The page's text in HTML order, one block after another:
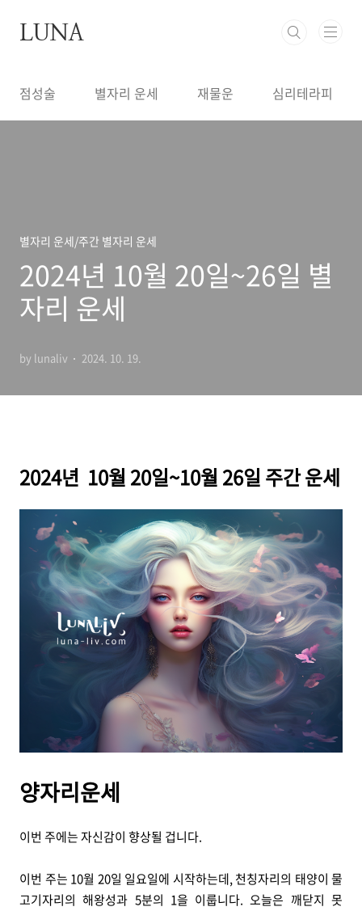
LUNA
점성술 별자리 운세 재물운 심리테라피
별자리 운세/주간 별자리 운세
2024년 10월 20일~26일 별
자리 운세
by lunaliv 2024. 10. 19.
2024년 10월 20일~10월 26일 주간 운세
양자리운세
이번 주에는 자신감이 향상될 겁니다.
이번 주는 10월 20일 일요일에 시작하는데, 천칭자리의 태양이 물
고기자리의 해왕성과 5분의 1을 이룹니다. 오늘은 깨닫지 못